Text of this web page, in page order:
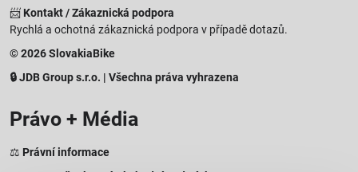
📨 Kontakt / Zákaznická podpora
Rychlá a ochotná zákaznická podpora v případě dotazů.
© 2026 SlovakiaBike
🔒 JDB Group s.r.o. | Všechna práva vyhrazena
Právo + Média
⚖️ Právní informace